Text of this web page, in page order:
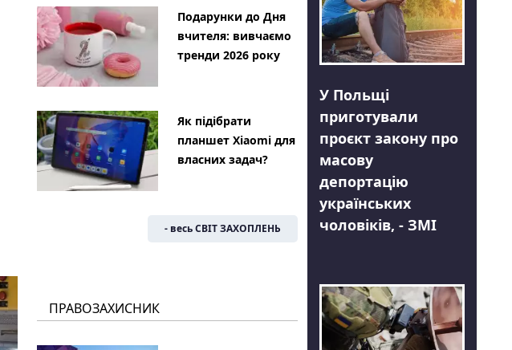
Подарунки до Дня
вчителя: вивчаємо
тренди 2026 року
Як підібрати
планшет Xiaomi для
власних задач?
- весь СВІТ ЗАХОПЛЕНЬ
ПРАВОЗАХИСНИК
У Польщі
приготували
проєкт закону про
масову
депортацію
українських
чоловіків, - ЗМІ